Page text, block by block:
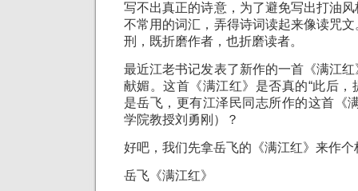
写不出真正的诗意，为了避免写出打油
不常用的词汇，弄得诗词读起来像读咒
刑，既折磨作者，也折磨读者。
最近江老书记发表了新作的一首《满江
献媚。这首《满江红》是否真的“此后
是岳飞，更有江泽民同志所作的这首《
学院教授刘勇刚）？
好吧，我们先拿岳飞的《满江红》来作个
岳飞《满江红》